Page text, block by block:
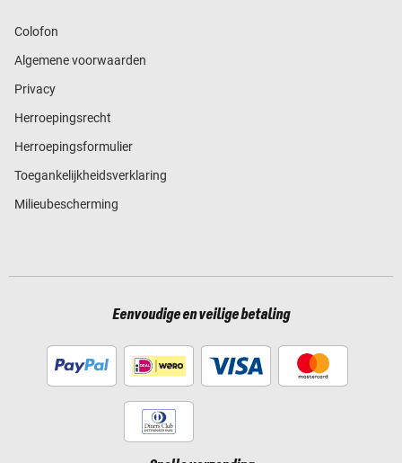
Colofon
Algemene voorwaarden
Privacy
Herroepingsrecht
Herroepingsformulier
Toegankelijkheidsverklaring
Milieubescherming
Eenvoudige en veilige betaling